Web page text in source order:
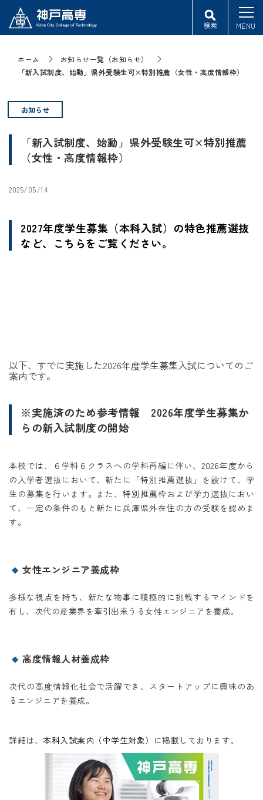
検索 MENU
ホーム
お知らせ一覧（お知らせ）
「新入試制度、始動」県外受験生可×特別推薦（女性・高度情報枠）
「新入試制度、始動」県外受験生可×特別推薦
（女性・高度情報枠）
お知らせ
2025/05/14
2027年度学生募集（本科入試）の特色推薦選抜
など、こちらをご覧ください。
以下、すでに実施した2026年度学生募集入試についてのご
案内です。
※実施済のため参考情報 2026年度学生募集か
らの新入試制度の開始
本校では、６学科６クラスへの学科再編に伴い、2026年度から
の入学者選抜において、新たに「特別推薦選抜」を設けて、学
生の募集を行います。また、特別推薦枠および学力選抜におい
て、一定の条件のもと新たに兵庫県外在住の方の受験を認めま
す。
女性エンジニア養成枠
多様な視点を持ち、新たな物事に積極的に挑戦するマインドを
有し、次代の産業界を牽引出来うる女性エンジニアを養成。
高度情報人材養成枠
次代の高度情報化社会で活躍でき、スタートアップに興味のあ
るエンジニアを養成。
詳細は、 本科入試案内（中学生対象） に掲載しております。